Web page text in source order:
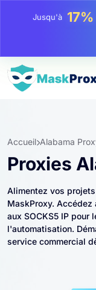
Jusqu'à
Accueil Alabama
Proxies
Alimentez vos
MaskProxy.
aux SOCKS5 IP pour
l'automatisation.
service commercial